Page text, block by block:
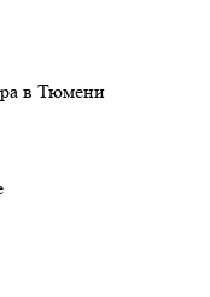
в Тюмени